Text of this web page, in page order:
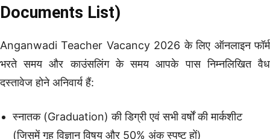
Documents List)
Anganwadi Teacher Vacancy 2026 के लिए ऑनलाइन फॉर्म
भरते समय और काउंसलिंग के समय आपके पास निम्नलिखित वैध
दस्तावेज होने अनिवार्य हैं:
स्नातक (Graduation) की डिग्री एवं सभी वर्षों की मार्कशीट
(जिसमें गृह विज्ञान विषय और 50% अंक स्पष्ट हों)